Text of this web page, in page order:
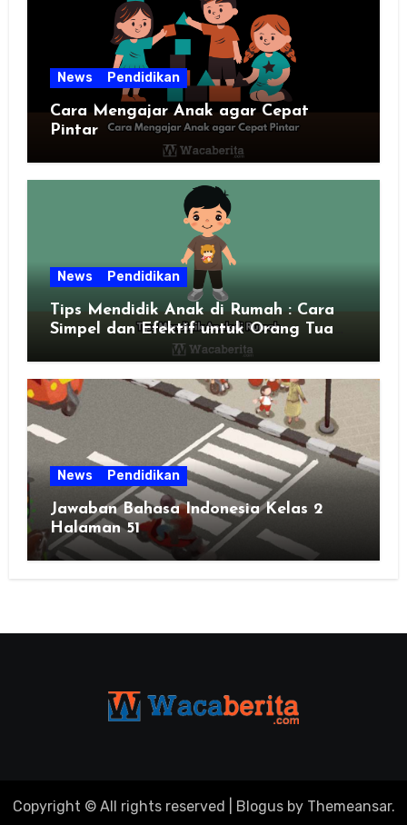
News Pendidikan
Cara Mengajar Anak agar Cepat
Pintar
News Pendidikan
Tips Mendidik Anak di Rumah : Cara
Simpel dan Efektif untuk Orang Tua
Zaman Sekarang
News Pendidikan
Jawaban Bahasa Indonesia Kelas 2
Halaman 51
Copyright © All rights reserved Blogusby Themeansar.